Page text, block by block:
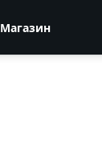
Магазин